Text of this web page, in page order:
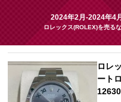
無料
心斎橋本店 東
なんば店 神戸
2024年2月-2024年4
ロレックス(ROLEX)を売る
ロレ
ート